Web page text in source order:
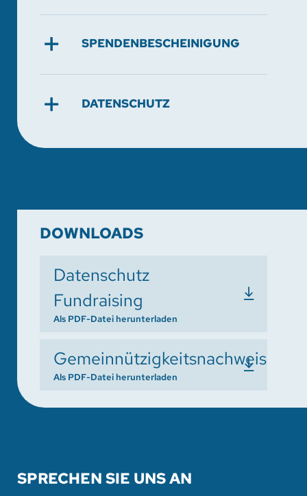
SPENDENBESCHEINIGUNG
DATENSCHUTZ
DOWNLOADS
Datenschutz
Fundraising
Als PDF-Datei herunterladen
Gemeinnützigkeitsnachweis
Als PDF-Datei herunterladen
SPRECHEN SIE UNS AN